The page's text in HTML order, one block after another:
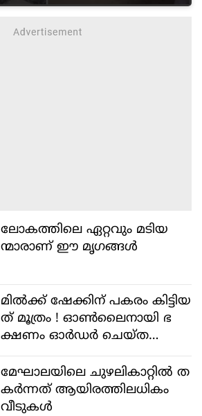
ലോകത്തിലെ ഏറ്റവും മടിയ
ന്മാരാണ് ഈ മൃഗങ്ങള്‍
മില്‍ക്ക് ഷേക്കിന് പകരം കിട്ടിയ
ത് മൂത്രം ! ഓണ്‍ലൈനായി ഭ
ക്ഷണം ഓര്‍ഡര്‍ ചെയ്ത
യുവാവിന് കിട്ടിയ പണി, ഒ
ടുവില്‍ ക്ഷമാപണം
മേഘാലയിലെ ചുഴലികാറ്റില്‍ ത
കര്‍ന്നത് ആയിരത്തിലധികം
വീടുകള്‍